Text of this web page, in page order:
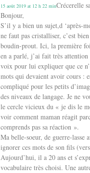
Crécerelle
15 août 2019 at 12 h 22 min
Bonjour,
S’il y a bien un sujet,d ‘après-
ne faut pas cristalliser, c’est
boudin-prout. Ici, la première
en a parlé, j’ai fait très attention
voix pour lui expliquer que ce
mots qui devaient avoir cours :
compliqué pour les petits
des niveaux de langage. Je ne
le cercle vicieux du « je dis le
voir comment maman réagit
comprends pas sa réaction ».
Ma belle-soeur, de guerre-lasse
ignorer ces mots de son fils
Aujourd’hui, il a 20 ans et
vocabulaire très choisi. Une